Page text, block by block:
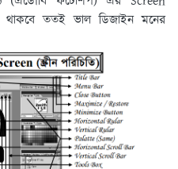
থাকবে ততই ভাল ডিজাইন মনের